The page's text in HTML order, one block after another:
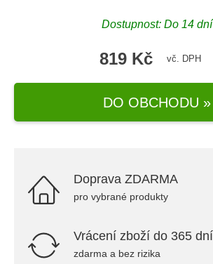
Dostupnost: Do 14 dní
819 Kč vč. DPH
DO OBCHODU »
Doprava ZDARMA
pro vybrané produkty
Vrácení zboží do 365 dní
zdarma a bez rizika